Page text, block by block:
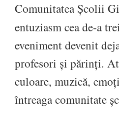
Comunitatea Școlii
entuziasm cea de‑a
eveniment devenit
profesori și părinți.
culoare, muzică,
întreaga comunitate